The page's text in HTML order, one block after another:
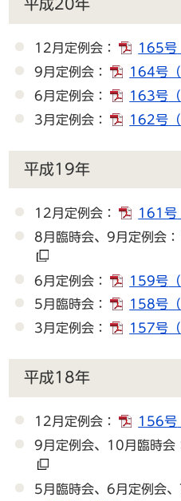
平成20年
12月定例会： 165号
9月定例会：
164号
6月定例会：
163号
3月定例会：
162号
平成19年
12月定例会： 161号
8月臨時会、9月定例会：
6月定例会： 159号
5月臨時会：
158号
3月定例会：
157号
平成18年
12月定例会： 156号
9月定例会、10月臨時会
5月臨時会、6月定例会、